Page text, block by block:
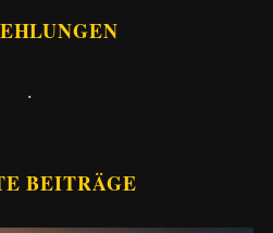
.
BEITRÄGE